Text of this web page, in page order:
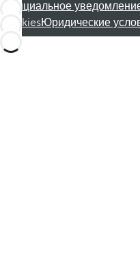
Официальное
CookiesЮридические